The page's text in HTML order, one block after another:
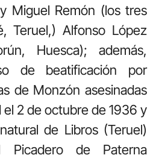
Miguel Remón (los tres
Teruel,) Alfonso López
Huesca); además,
de beatificación por
de Monzón asesinadas
el 2 de octubre de 1936 y
de Libros (Teruel)
Picadero de Paterna